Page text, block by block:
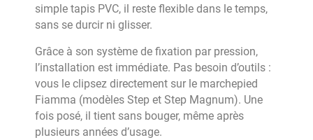
simple tapis PVC, il reste flexible dans le temps,
sans se durcir ni glisser.
Grâce à son système de fixation par pression,
l’installation est immédiate. Pas besoin d’outils :
vous le clipsez directement sur le marchepied
Fiamma (modèles Step et Step Magnum). Une
fois posé, il tient sans bouger, même après
plusieurs années d’usage.